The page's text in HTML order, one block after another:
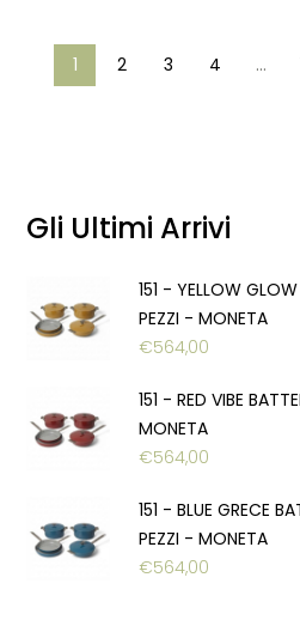
1 2 3 4 …
Gli Ultimi Arrivi
151 - YELLOW
PEZZI - MONETA
€564,00
151 - RED VIBE
MONETA
€564,00
151 - BLUE GRECE
PEZZI - MONETA
€564,00